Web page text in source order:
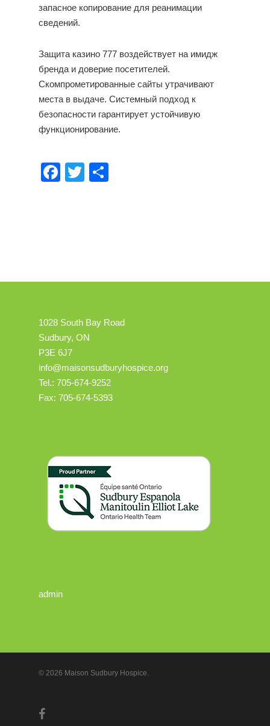
запасное копирование для реанимации
сведений.
Защита казино 777 воздействует на имидж
бренда и доверие посетителей.
Скомпрометированные сайты утрачивают
места в выдаче. Системный подход к
безопасности гарантирует устойчивую
функционирование.
Facebook
Twitter
1028 South Bay Road
Sudbury, ON
P3E 6J7
info@maisonsudburyhospice.org
Tel.: 705-674-9252
Fax: 705-674-5393
admin
© 2026 Maison Sudbury Hospice.
facebook